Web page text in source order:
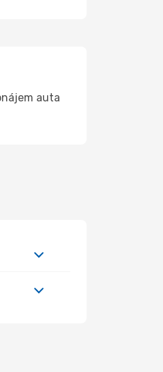
auta